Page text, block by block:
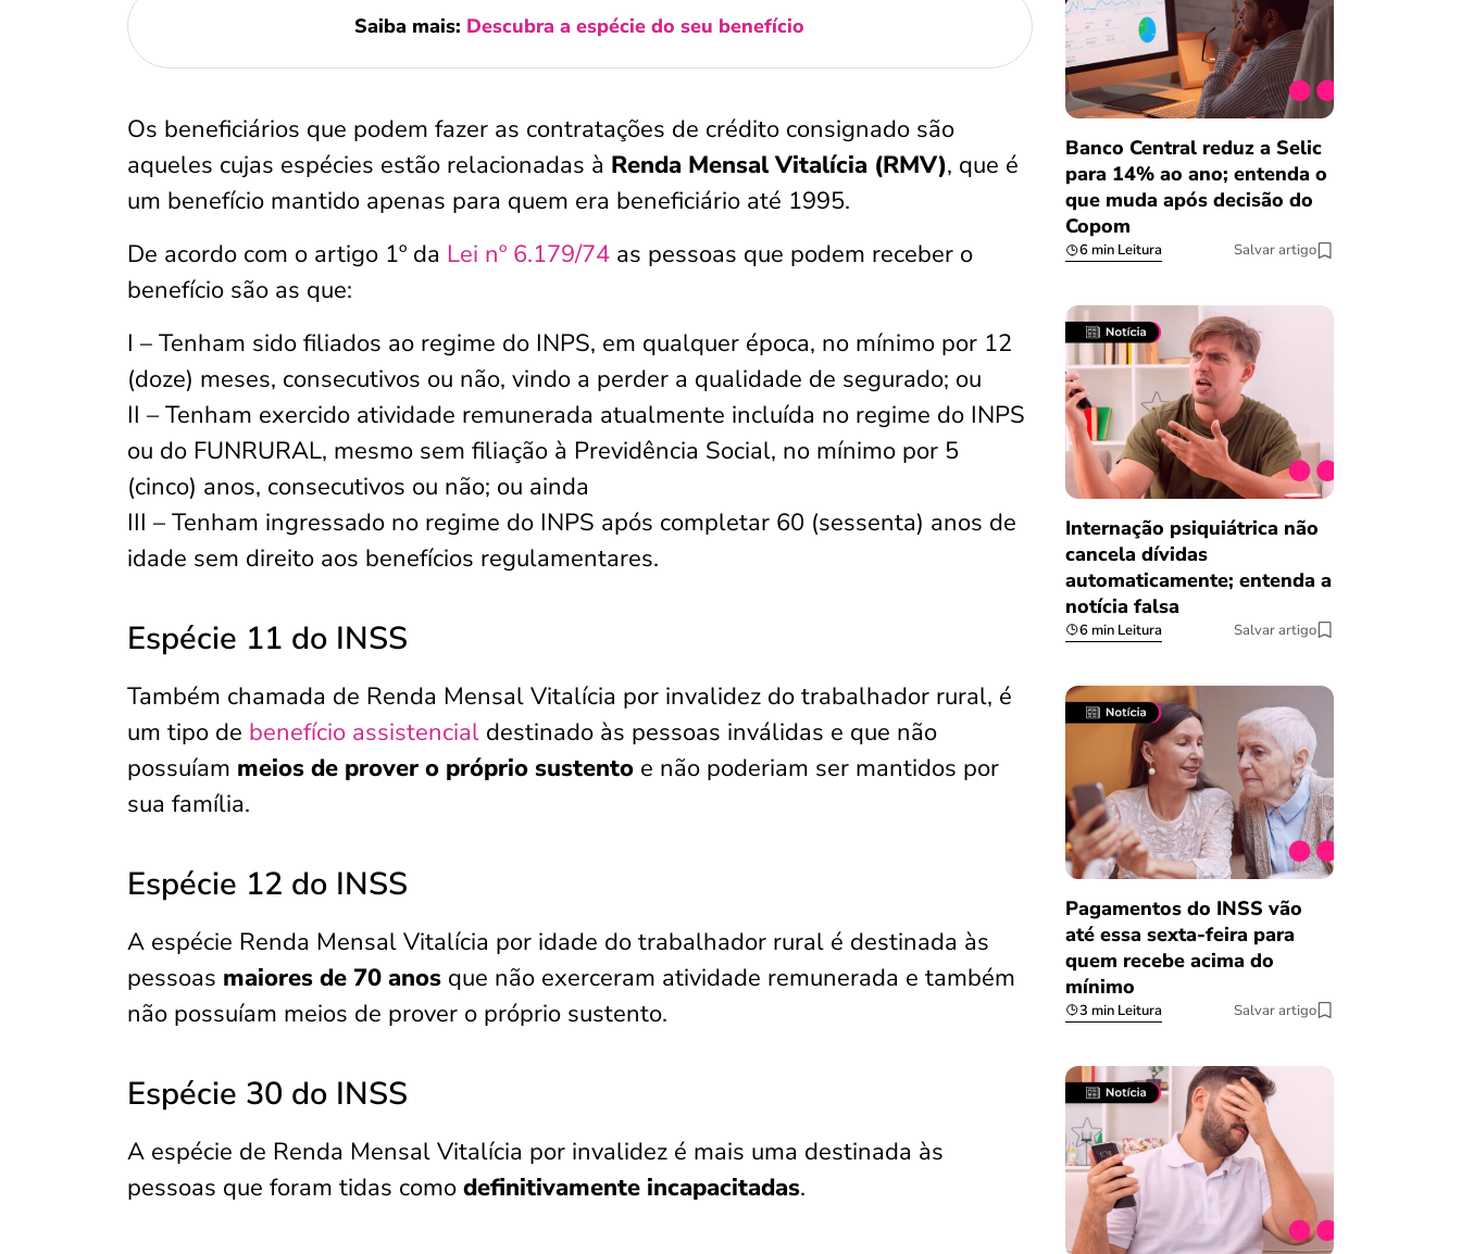
Saiba mais: Descubra a espécie do seu benefício
Os beneficiários que podem fazer as contratações de crédito consignado são
aqueles cujas espécies estão relacionadas à Renda Mensal Vitalícia (RMV), que é
um benefício mantido apenas para quem era beneficiário até 1995.
De acordo com o artigo 1º da Lei nº 6.179/74 as pessoas que podem receber o
benefício são as que:
I – Tenham sido filiados ao regime do INPS, em qualquer época, no mínimo por 12
(doze) meses, consecutivos ou não, vindo a perder a qualidade de segurado; ou
II – Tenham exercido atividade remunerada atualmente incluída no regime do INPS
ou do FUNRURAL, mesmo sem filiação à Previdência Social, no mínimo por 5
(cinco) anos, consecutivos ou não; ou ainda
III – Tenham ingressado no regime do INPS após completar 60 (sessenta) anos de
idade sem direito aos benefícios regulamentares.
Espécie 11 do INSS
Também chamada de Renda Mensal Vitalícia por invalidez do trabalhador rural, é
um tipo de benefício assistencial destinado às pessoas inválidas e que não
possuíam meios de prover o próprio sustento e não poderiam ser mantidos por
sua família.
Espécie 12 do INSS
A espécie Renda Mensal Vitalícia por idade do trabalhador rural é destinada às
pessoas maiores de 70 anos que não exerceram atividade remunerada e também
não possuíam meios de prover o próprio sustento.
Espécie 30 do INSS
A espécie de Renda Mensal Vitalícia por invalidez é mais uma destinada às
pessoas que foram tidas como definitivamente incapacitadas.
Banco Central reduz a Selic
para 14% ao ano; entenda o
que muda após decisão do
Copom
6 min Leitura Salvar artigo
Internação psiquiátrica não
cancela dívidas
automaticamente; entenda a
notícia falsa
6 min Leitura Salvar artigo
Pagamentos do INSS vão
até essa sexta-feira para
quem recebe acima do
mínimo
3 min Leitura Salvar artigo